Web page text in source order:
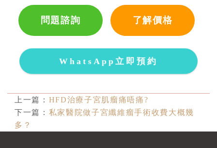
問題諮詢 了解價格
WhatsApp立即預約
上一篇： HFD治療子宮肌瘤痛唔痛?
下一篇： 私家醫院做子宮纖維瘤手術收費大概幾
多？